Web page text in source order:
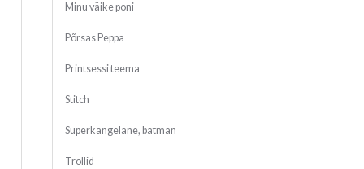
Minu väike poni
Põrsas Peppa
Printsessi teema
Stitch
Superkangelane, batman
Trollid